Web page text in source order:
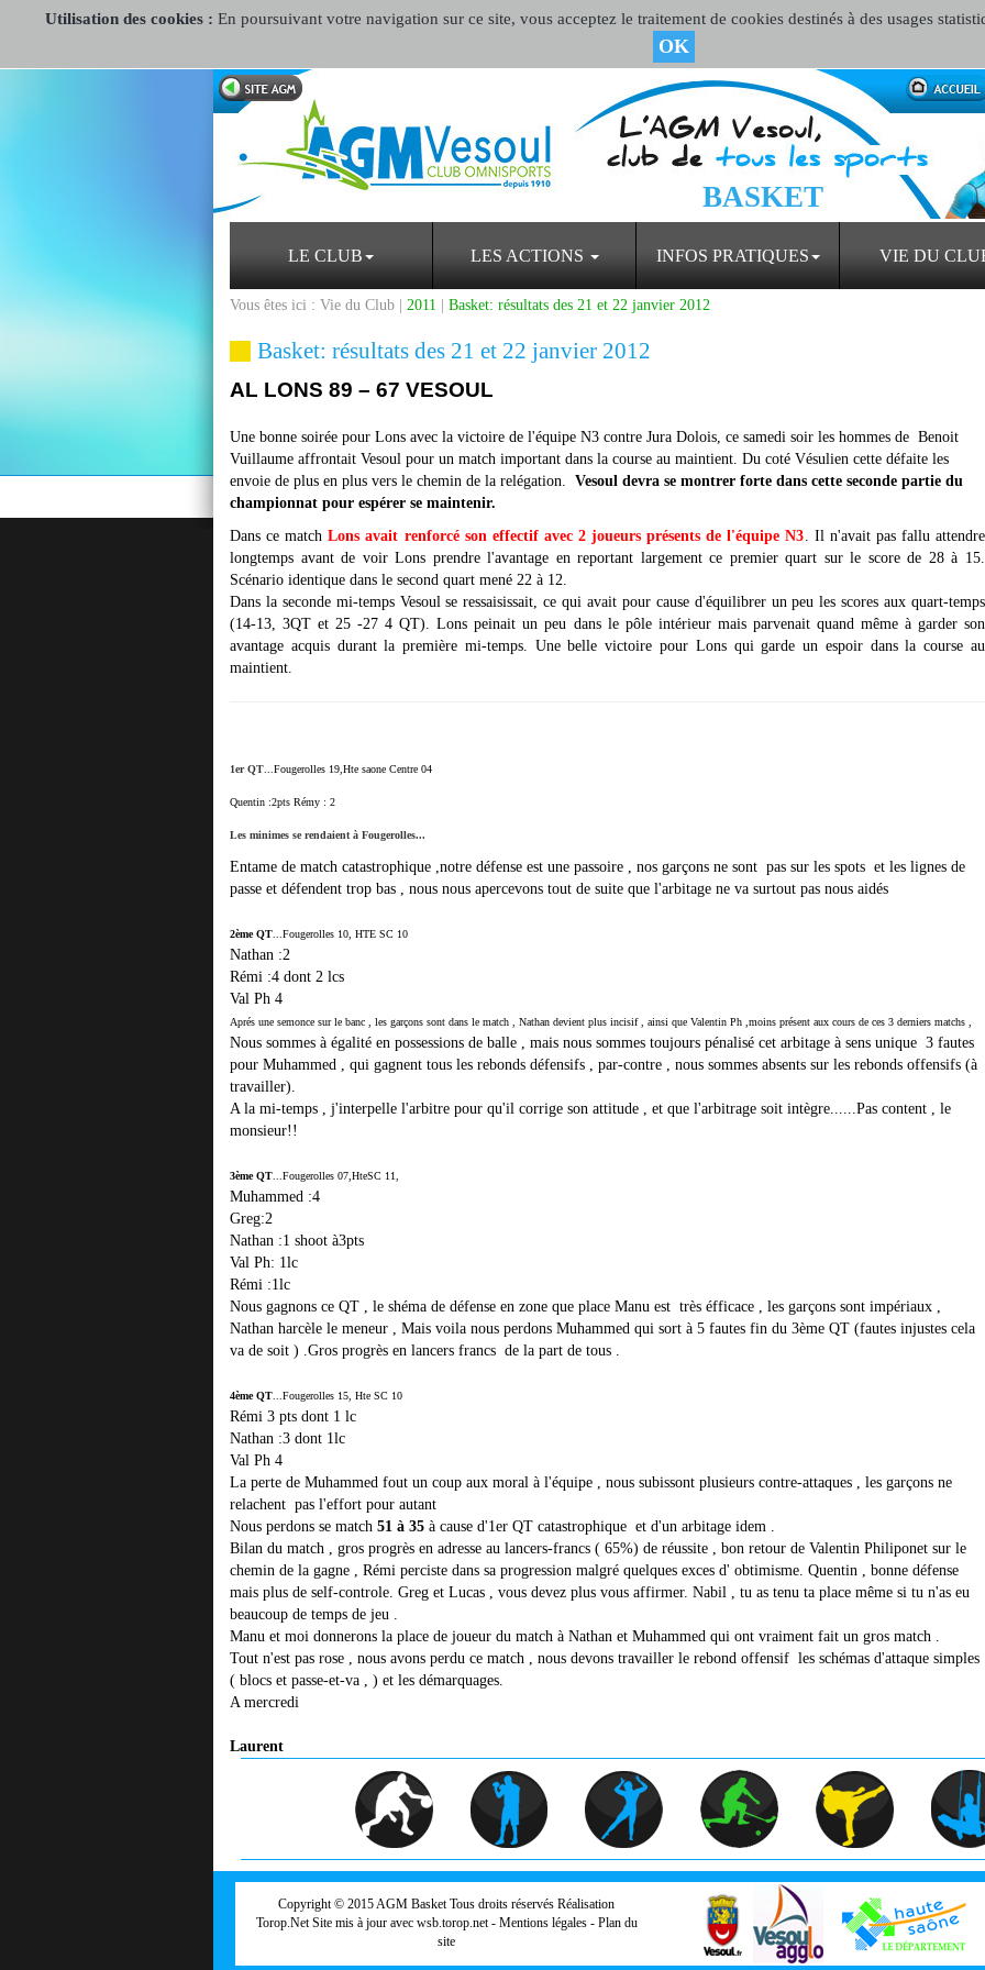
Utilisation des cookies : En poursuivant votre navigation sur ce site, vous acceptez le traitement de cookies destinés à des usages
OK
BASKET
LE CLUB LES ACTIONS INFOS PRATIQUES VIE DU
Vous êtes ici : Vie du Club | 2011 Basket: résultats des 21 et 22 janvier 2012
Basket: résultats des 21 et 22 janvier 2012
AL LONS 89 – 67 VESOUL
Une bonne soirée pour Lons avec la victoire de l'équipe N3 contre Jura Dolois, ce samedi soir les hommes de Benoit
Vuillaume affrontait Vesoul pour un match important dans la course au maintient. Du coté Vésulien cette défaite les
envoie de plus en plus vers le chemin de la relégation. Vesoul devra se montrer forte dans cette seconde partie du
championnat pour espérer se maintenir.
Dans ce matchLons avait renforcé son effectif avec 2 joueurs présents de l'équipe N3. Il n'avait pas fallu attendre
longtemps avant de voir Lons prendre l'avantage en reportant largement ce premier quart sur le score de 28 à 15.
Scénario identique dans le second quart mené 22 à 12.
Dans la seconde mi-temps Vesoul se ressaisissait, ce qui avait pour cause d'équilibrer un peu les scores aux quart-temps
(14-13, 3QT et 25 -27 4 QT). Lons peinait un peu dans le pôle intérieur mais parvenait quand même à garder son
avantage acquis durant la première mi-temps. Une belle victoire pour Lons qui garde un espoir dans la course au
maintient.
1er QT Fougerolles 19,Hte saone Centre 04
Quentin :2pts Rémy : 2
Les minimes se rendaient à Fougerolles...
Entame de match catastrophique ,notre défense est une passoire , nos garçons ne sont pas sur les spots et les lignes de
passe et défendent trop bas , nous nous apercevons tout de suite que l'arbitage ne va surtout pas nous aidés
2ème QT Fougerolles 10, HTE SC 10
Nathan :2
Rémi :4 dont 2 lcs
Val Ph 4
Aprés une semonce surle banc , les garçons sont dans le match , Nathan devient plus incisif , ainsi que Valentin Ph ,moins présent aux cours de ces 3 derniers matchs ,
Nous sommes à égalité en possessions de balle , mais nous sommes toujours pénalisé cet arbitage à sens unique 3 fautes
pour Muhammed , qui gagnent tous les rebonds défensifs , par-contre , nous sommes absents sur les rebonds offensifs (à
travailler).
A la mi-temps , j'interpelle l'arbitre pour qu'il corrige son attitude , et que l'arbitrage soit intègre......Pas content , le
monsieur!!
3ème QT Fougerolles 07,HteSC 11,
Muhammed :4
Greg:2
Nathan :1 shoot à3pts
Val Ph: 1lc
Rémi :1lc
Nous gagnons ce QT , le shéma de défense en zone que place Manu est très éfficace , les garçons sont impériaux ,
Nathan harcèle le meneur , Mais voila nous perdons Muhammed qui sort à 5 fautes fin du 3ème QT (fautes injustes cela
va de soit ) .Gros progrès en lancers francs de la part de tous .
4ème QT Fougerolles 15, Hte SC 10
Rémi 3 pts dont 1 lc
Nathan :3 dont 1lc
Val Ph 4
La perte de Muhammed fout un coup aux moral à l'équipe , nous subissont plusieurs contre-attaques , les garçons ne
relachent pas l'effort pour autant
Nous perdons se match 51 à 35 à cause d'1er QT catastrophique et d'un arbitage idem .
Bilan du match , gros progrès en adresse au lancers-francs ( 65%) de réussite , bon retour de Valentin Philiponet sur le
chemin de la gagne , Rémi perciste dans sa progression malgré quelques exces d' obtimisme. Quentin , bonne défense
mais plus de self-controle. Greg et Lucas , vous devez plus vous affirmer. Nabil , tu as tenu ta place même si tu n'as eu
beaucoup de temps de jeu .
Manu et moi donnerons la place de joueur du match à Nathan et Muhammed qui ont vraiment fait un gros match .
Tout n'est pas rose , nous avons perdu ce match , nous devons travailler le rebond offensif les schémas d'attaque simples
( blocs et passe-et-va , ) et les démarquages.
A mercredi
Laurent
Copyright © 2015AGM BasketTous droits réservés Réalisation
Torop.NetSite mis à jour avec wsb.torop.net- Mentions légales- Plan du
site